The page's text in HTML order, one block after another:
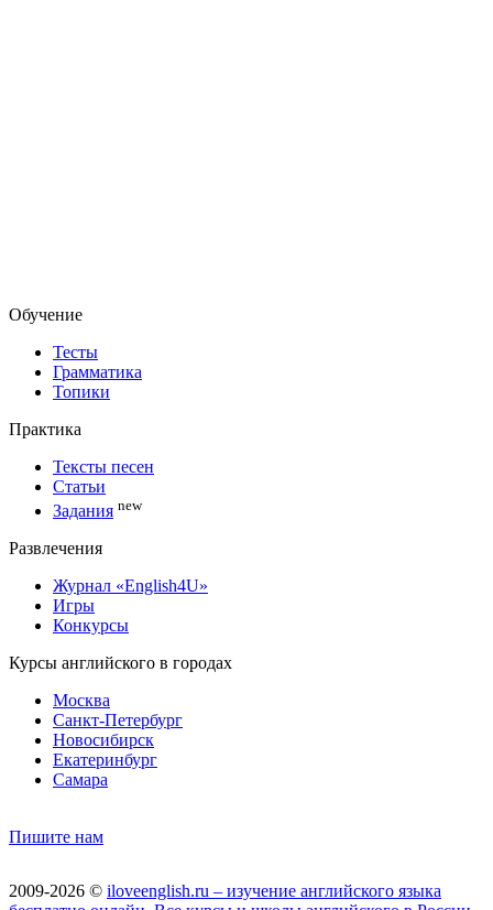
Обучение
Тесты
Грамматика
Топики
Практика
Тексты песен
Статьи
Задания new
Развлечения
Журнал «English4U»
Игры
Конкурсы
Курсы английского в городах
Москва
Санкт-Петербург
Новосибирск
Екатеринбург
Самара
Пишите нам
2009-2026 © iloveenglish.ru – изучение английского языка